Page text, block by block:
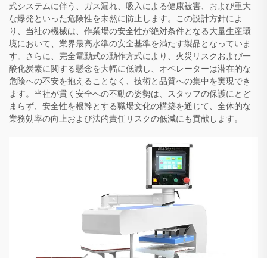
式システムに伴う、ガス漏れ、吸入による健康被害、および重大
な爆発といった危険性を未然に防止します。この設計方針によ
り、当社の機械は、作業場の安全性が絶対条件となる大量生産環
境において、業界最高水準の安全基準を満たす製品となっていま
す。さらに、完全電動式の動作方式により、火災リスクおよび一
酸化炭素に関する懸念を大幅に低減し、オペレーターは潜在的な
危険への不安を抱えることなく、技術と品質への集中を実現でき
ます。当社が貫く安全への不動の姿勢は、スタッフの保護にとど
まらず、安全性を根幹とする職場文化の構築を通じて、全体的な
業務効率の向上および法的責任リスクの低減にも貢献します。